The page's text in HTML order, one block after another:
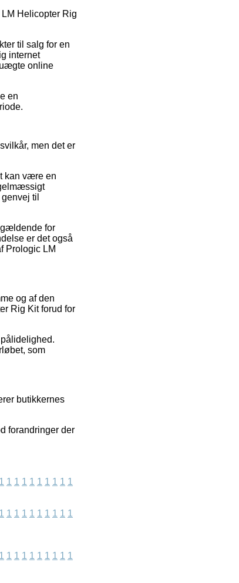
Helicopter Rig
til salg for en
internet
online
en
men det er
kan være en
til
for
er det også
Prologic LM
og af den
Rig Kit forud for
som
butikkernes
forandringer der
1 1 1 1 1 1 1 1 1 1
1 1 1 1 1 1 1 1 1 1
1 1 1 1 1 1 1 1 1 1